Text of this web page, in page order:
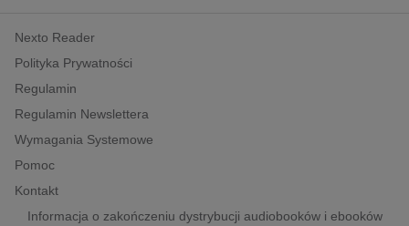
polityka, społeczno-informacyjne
psychologiczne
inne
popularno-naukowe
historia
Nexto Reader
Polityka Prywatności
Regulamin
Regulamin Newslettera
Wymagania Systemowe
Pomoc
Kontakt
Informacja o zakończeniu dystrybucji audiobooków i ebooków